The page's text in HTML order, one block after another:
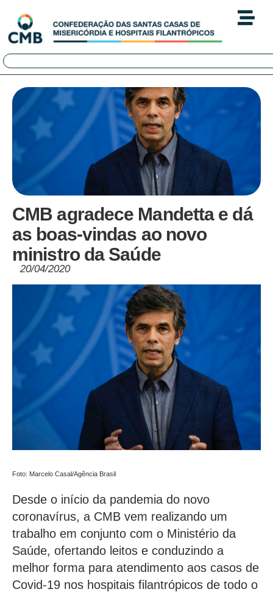
CMB agradece Mandetta e dá
as boas-vindas ao novo
ministro da Saúde
20/04/2020
Foto: Marcelo Casal/Agência Brasil
Desde o início da pandemia do novo
coronavírus, a CMB vem realizando um
trabalho em conjunto com o Ministério da
Saúde, ofertando leitos e conduzindo a
melhor forma para atendimento aos casos de
Covid-19 nos hospitais filantrópicos de todo o